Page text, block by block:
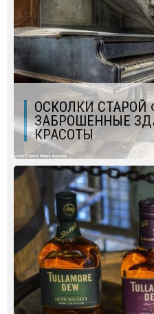
ОСКОЛКИ СТАРОЙ
ЗАБРОШЕННЫЕ
КРАСОТЫ